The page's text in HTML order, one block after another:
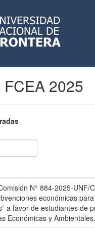
2025
N° 884-2025-
económicas
a favor de estudiantes de
Económicas y Ambientales.